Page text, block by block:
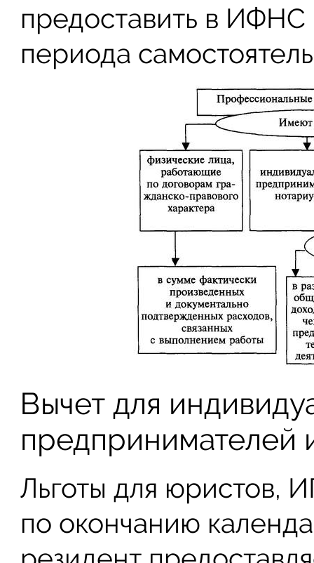
предоставить в ИФНС
периода
Вычет для
предпринимателей
Льготы для юристов,
по окончанию